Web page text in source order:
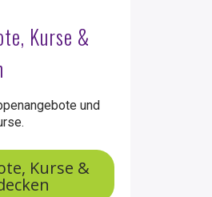
Kurse &
und
Kurse &